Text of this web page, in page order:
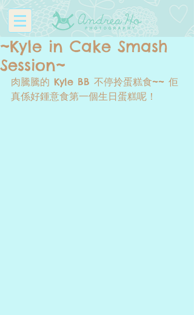
~Kyle in Cake Smash
Session~
肉騰騰的 Kyle BB 不停拎蛋糕食~~ 佢
真係好鍾意食第一個生日蛋糕呢！